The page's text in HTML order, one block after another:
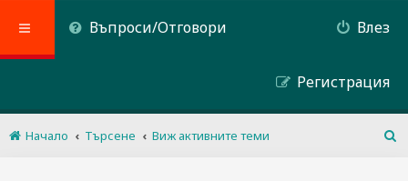
Въпроси/Отговори Влез
Регистрация
Начало Търсене
Виж активните теми